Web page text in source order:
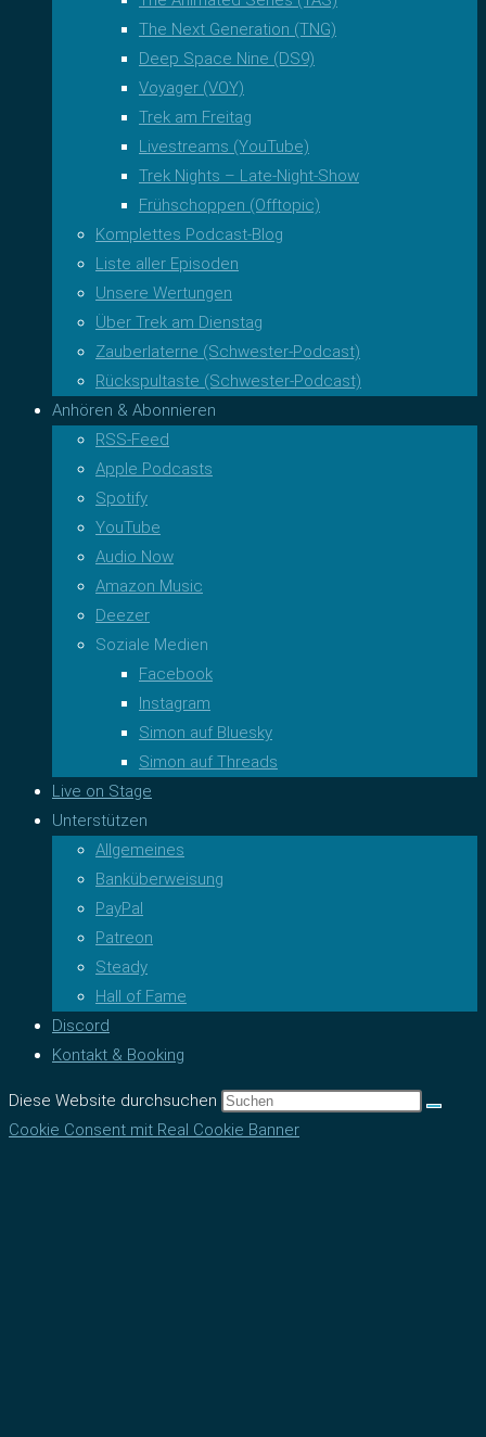
The Next Generation (TNG)
Deep Space Nine (DS9)
Voyager (VOY)
Trek am Freitag
Livestreams (YouTube)
Trek Nights – Late-Night-Show
Frühschoppen (Offtopic)
Komplettes Podcast-Blog
Liste aller Episoden
Unsere Wertungen
Über Trek am Dienstag
Zauberlaterne (Schwester-Podcast)
Rückspultaste (Schwester-Podcast)
Anhören & Abonnieren
RSS-Feed
Apple Podcasts
Spotify
YouTube
Audio Now
Amazon Music
Deezer
Soziale Medien
Facebook
Instagram
Simon auf Bluesky
Simon auf Threads
Live on Stage
Unterstützen
Allgemeines
Banküberweisung
PayPal
Patreon
Steady
Hall of Fame
Discord
Kontakt & Booking
Diese Website durchsuchen
Cookie Consent mit Real Cookie Banner